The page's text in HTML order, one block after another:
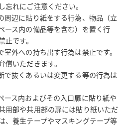
忘れにご注意ください。
周辺に貼り紙をする行為、物品（立
ース内の備品等を含む）を置く行
です。
室外への持ち出す行為は禁止です。
いただきます。
で抜くあるいは変更する等の行為は
ース内およびその入口扉に貼り紙や
用部や共用部の扉には貼り紙いただ
、養生テープやマスキングテープ等